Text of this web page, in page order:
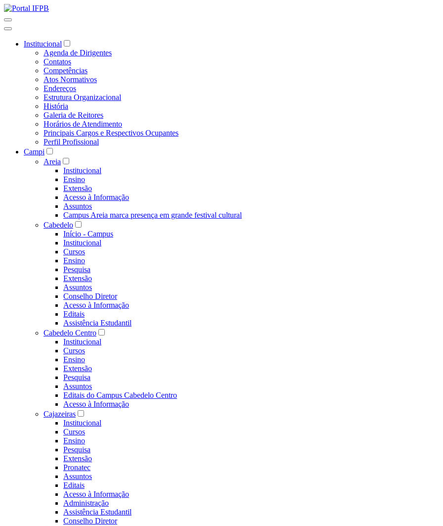
Institucional
Agenda de Dirigentes
Contatos
Competências
Atos Normativos
Endereços
Estrutura Organizacional
História
Galeria de Reitores
Horários de Atendimento
Principais Cargos e Respectivos Ocupantes
Perfil Profissional
Campi
Areia
Institucional
Ensino
Extensão
Acesso à Informação
Assuntos
Campus Areia marca presença em grande festival cultural
Cabedelo
Início - Campus
Institucional
Cursos
Ensino
Pesquisa
Extensão
Assuntos
Conselho Diretor
Acesso à Informação
Editais
Assistência Estudantil
Cabedelo Centro
Institucional
Cursos
Ensino
Extensão
Pesquisa
Assuntos
Editais do Campus Cabedelo Centro
Acesso à Informação
Cajazeiras
Institucional
Cursos
Ensino
Pesquisa
Extensão
Pronatec
Assuntos
Editais
Acesso à Informação
Administração
Assistência Estudantil
Conselho Diretor